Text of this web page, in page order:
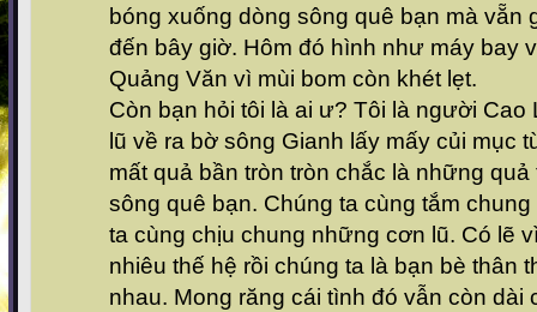
bóng xuống dòng sông quê bạn mà vẵn
đến bây giờ. Hôm đó hình như máy bay
Quảng Văn vì mùi bom còn khét lẹt.
Còn bạn hỏi tôi là ai ư? Tôi là người Cao
lũ về ra bờ sông Gianh lấy mấy củi mục
mất quả bần tròn tròn chắc là những
sông quê bạn. Chúng ta cùng tắm
ta cùng chịu chung những cơn lũ. Có lẽ
nhiêu thế hệ rồi chúng ta là bạn bè thân
nhau. Mong răng cái tình đó vẫn còn dài